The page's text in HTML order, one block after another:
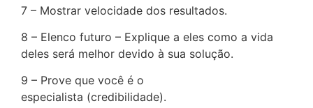
7 – Mostrar velocidade dos resultados.
8 – Elenco futuro – Explique a eles como a vida
deles será melhor devido à sua solução.
9 – Prove que você é o
especialista (credibilidade).